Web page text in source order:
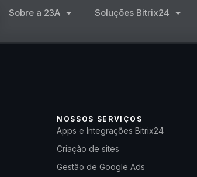
Sobre a 23A Soluções Bitrix24
NOSSOS SERVIÇOS
Apps e Integrações Bitrix24
Criação de sites
Gestão de Google Ads